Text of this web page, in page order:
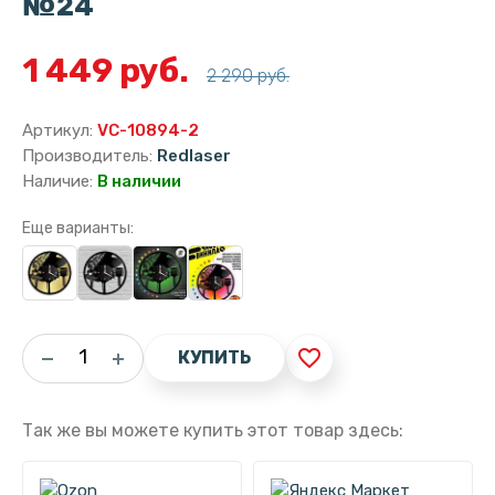
1 449 руб. 2 290 руб.
Артикул: VC-10894-2
Производитель: Redlaser
Наличие: В наличии
Еще варианты:
КУПИТЬ favorite_border
Так же вы можете купить этот товар здесь: